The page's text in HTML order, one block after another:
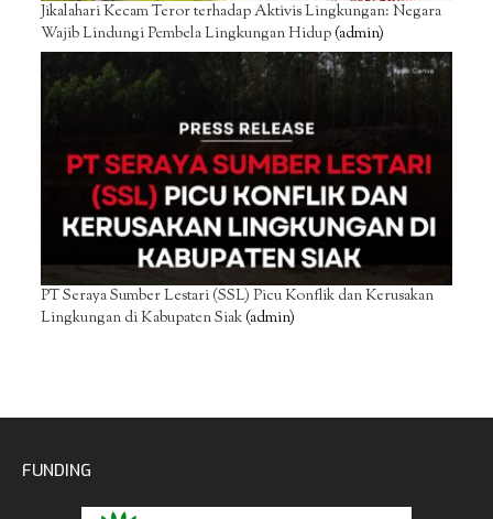
Jikalahari Kecam Teror terhadap Aktivis Lingkungan: Negara
Wajib Lindungi Pembela Lingkungan Hidup(admin)
PT Seraya Sumber Lestari (SSL) Picu Konflik dan Kerusakan
Lingkungan di Kabupaten Siak(admin)
FUNDING